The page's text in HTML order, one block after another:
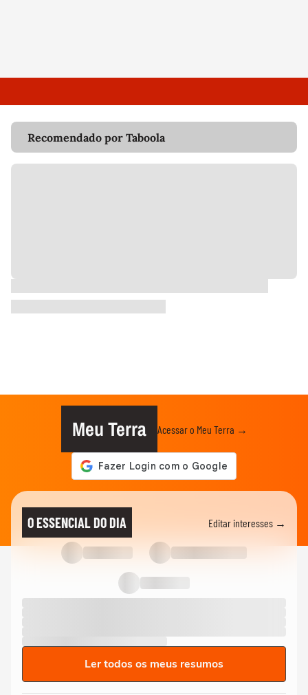
Recomendado por Taboola
Meu Terra Acessar o Meu Terra →
O ESSENCIAL DO DIA Editar interesses →
Ler todos os meus resumos